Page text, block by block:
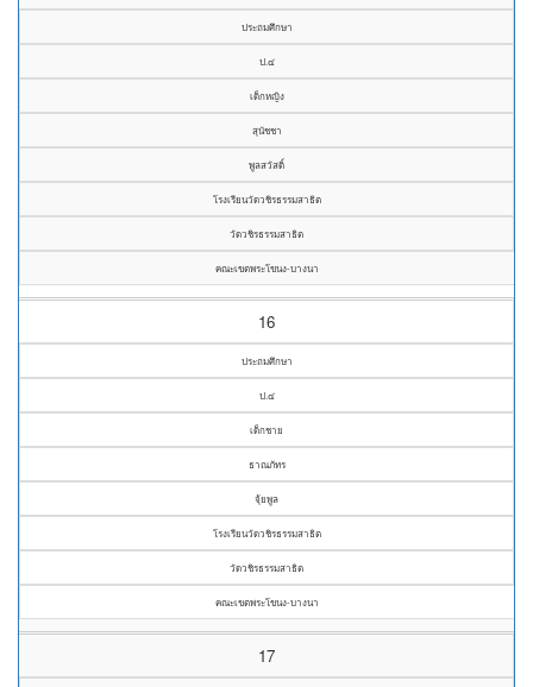
ประถมศึกษา
ป.๔
เด็กหญิง
สุนัชชา
พูลสวัสดิ์
โรงเรียนวัดวชิรธรรมสาธิต
วัดวชิรธรรมสาธิต
คณะเขตพระโขนง-บางนา
16
ประถมศึกษา
ป.๔
เด็กชาย
ธาณภัทร
จุ้ยพูล
โรงเรียนวัดวชิรธรรมสาธิต
วัดวชิรธรรมสาธิต
คณะเขตพระโขนง-บางนา
17